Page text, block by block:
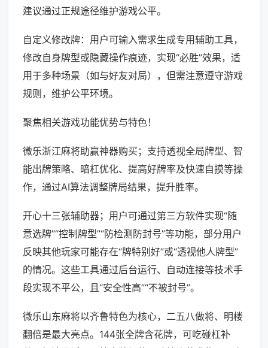
建议通过正规途径维护游戏公平。
自定义修改牌：用户可输入需求生成专用辅助工具，
修改自身牌型或隐藏操作痕迹，实现“必胜”效果，适
用于多种场景（如与好友对局），但需注意遵守游戏
规则，维护公平环境。
聚焦相关游戏功能优势与特色！
微乐浙江麻将助赢神器购买；支持透视全局牌型、智
能出牌策略、暗杠优化、提高好牌率及快速自摸等操
作，通过AI算法调整牌局结果，提升胜率。
开心十三张辅助器；用户可通过第三方软件实现“随
意选牌”“控制牌型”“防检测防封号”等功能，部分用户
反映其他玩家可能存在“牌特别好”或“透视他人牌型”
的情况。这些工具通过后台运行、自动连接等技术手
段实现不平公，且“安全性高”“不被封号”。
微乐山东麻将以齐鲁特色为核心，二五八做将、明楼
翻倍是最大亮点。144张全牌含花牌，可吃碰杠补